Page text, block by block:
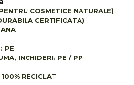
COSMETICE NATURALE)
CERTIFICATA)
PE
INCHIDERI: PE / PP
RECICLAT